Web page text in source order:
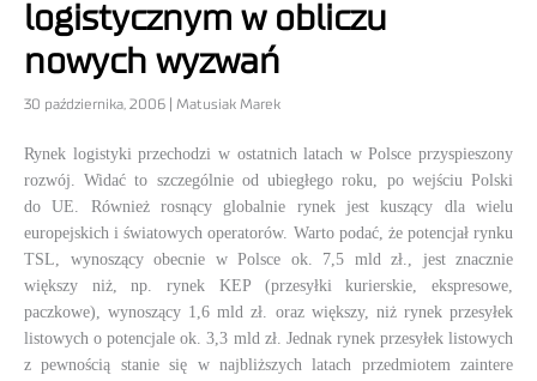
logistycznym w obliczu
nowych wyzwań
30 października, 2006 | Matusiak Marek
Rynek logistyki przechodzi w ostatnich latach w Polsce przyspieszony
rozwój. Widać to szczególnie od ubiegłego roku, po wejściu Polski
do UE. Również rosnący globalnie rynek jest kuszący dla wielu
europejskich i światowych operatorów. Warto podać, że potencjał rynku
TSL, wynoszący obecnie w Polsce ok. 7,5 mld zł., jest znacznie
większy niż, np. rynek KEP (przesyłki kurierskie, ekspresowe,
paczkowe), wynoszący 1,6 mld zł. oraz większy, niż rynek przesyłek
listowych o potencjale ok. 3,3 mld zł. Jednak rynek przesyłek listowych
z pewnością stanie się w najbliższych latach przedmiotem zaintere